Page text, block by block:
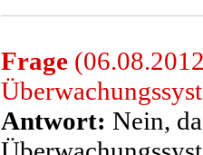
Frage
Antwort: Nein,